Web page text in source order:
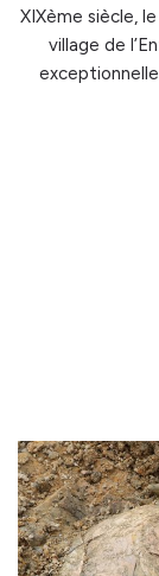
XIXème siècle,
village de